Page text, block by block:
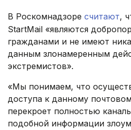
В Роскомнадзоре считают,
StartMail «являются
гражданами и не имеют
данным злонамеренным
экстремистов».
«Мы понимаем, что
доступа к данному
перекроет полностью
подобной информации